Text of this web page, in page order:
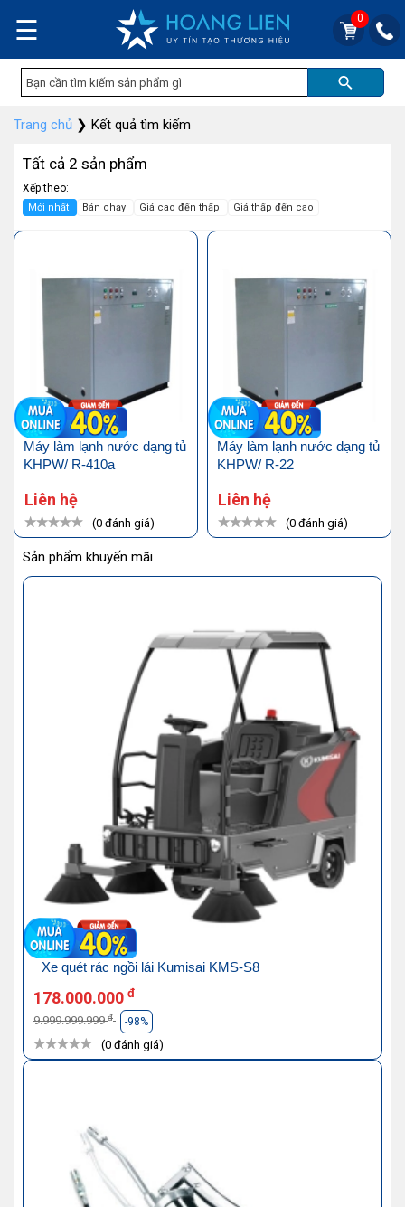
☰ 0
Trang chủ ❯ Kết quả tìm kiếm
Tất cả 2 sản phẩm
Xếp theo:
Mới nhất Bán chạy Giá cao đến thấp Giá thấp đến cao
Máy làm lạnh nước dạng tủ
KHPW/ R-410a
Liên hệ
(0 đánh giá)
Máy làm lạnh nước dạng tủ
KHPW/ R-22
Liên hệ
(0 đánh giá)
Sản phẩm khuyến mãi
Xe quét rác ngồi lái Kumisai KMS-S8
178.000.000 đ
9.999.999.999đ -98%
(0 đánh giá)